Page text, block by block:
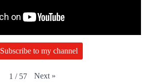
Subscribe to my channel
1 / 57 Next »